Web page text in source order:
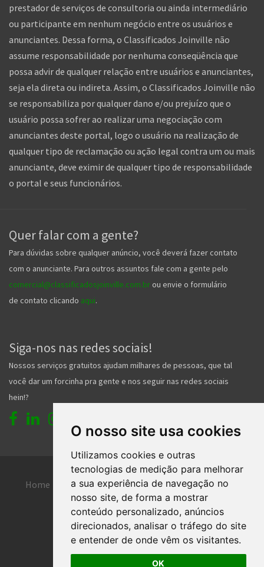
O nosso site usa cookies
Utilizamos cookies e outras
tecnologias de medição para melhorar
a sua experiência de navegação no
nosso site, de forma a mostrar
conteúdo personalizado, anúncios
direcionados, analisar o tráfego do site
e entender de onde vêm os visitantes.
OK
prestador de serviços de consultoria ou ainda intermediário
ou participante em nenhum negócio entre os usuários e
anunciantes. Dessa forma, o Classificados Joinville não
assume responsabilidade por nenhuma conseqüência que
possa advir de qualquer relação entre usuários e anunciantes,
seja ela direta ou indireta. Assim, o Classificados Joinville não
se responsabiliza por qualquer dano e/ou prejuízo que o
usuário possa sofrer ao realizar uma negociação com
anunciantes deste portal, logo o usuário na realização de
qualquer tipo de reclamação ou ação legal contra um ou mais
anunciante, deve eximir de qualquer tipo de responsabilidade
o portal e seus funcionários.
Quer falar com a gente?
Para dúvidas sobre qualquer anúncio, você deverá fazer contato
com o anunciante. Para outros assuntos fale com a gente pelo
comercial@classificadosjoinville.com.br ou envie o formulário
de contato clicando aqui.
Siga-nos nas redes sociais!
Nossos serviços gratuitos ajudam milhares de pessoas, que tal
você dar um forcinha pra gente e nos seguir nas redes sociais
hein!?
Home Entrar Faça seu cadastro
Contato Central de ajuda
Termos de uso Inserir anúncio grátis